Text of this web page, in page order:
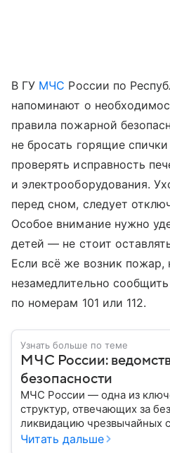
В ГУ МЧС России по
напоминают о
правила пожарной
не бросать горящие
проверять исправность
и электрооборудования.
перед сном, следует
Особое внимание нужно
детей — не стоит
Если всё же возник пожар,
незамедлительно
по номерам 101 или 112.
Узнать больше по теме
МЧС России:
безопасности
МЧС России — одна из
структур, отвечающих за
ликвидацию чрезвычайных
играет важную роль в
Читать дальше